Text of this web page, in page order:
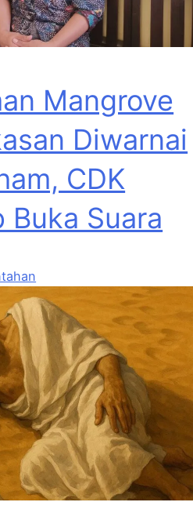
Mangrove
Diwarnai
CDK
Buka Suara